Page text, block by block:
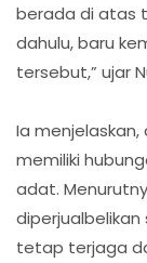
berada di atas
dahulu, baru
tersebut,” ujar
Ia
memiliki
adat.
tetap terjaga